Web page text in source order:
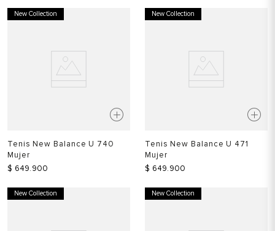
New Collection
Tenis New Balance U 740
Mujer
$ 649.900
New Collection
Tenis New Balance U 471
Mujer
$ 649.900
New Collection New Collection